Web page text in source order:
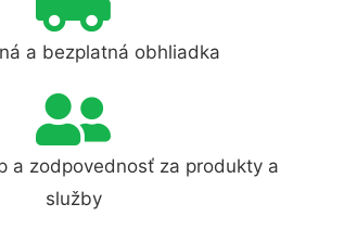
a bezplatná obhliadka
a zodpovednosť za produkty a
služby